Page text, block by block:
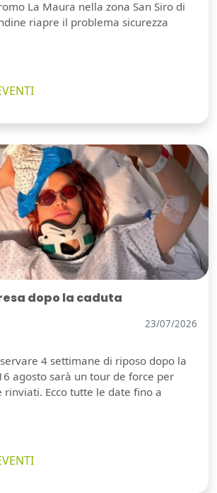
La Maura nella zona San Siro di
riapre il problema sicurezza
dopo la caduta
23/07/2026
4 settimane di riposo dopo la
agosto sarà un tour de force per
rinviati. Ecco tutte le date fino a